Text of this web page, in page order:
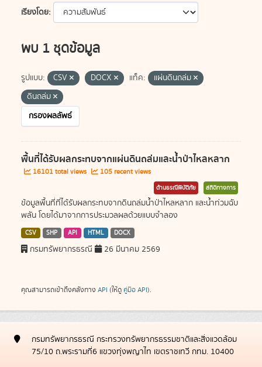
เรียงโดย
พบ 1 ชุดข้อมูล
รูปแบบ: CSV DOCX แท็ค:
แผ่นดินถล่ม
ดินถล่ม
กรองผลลัพธ์
พื้นที่ได้รับผลกระทบจากแผ่นดินถล่มและน้ำป่าไหลหลาก
16101 total views 105 recent views
ด้านธรณีพิบัติภัย สถิติทางการ
ข้อมูลพื้นที่ที่ได้รับผลกระทบจากดินถล่มน้ำป่าไหลหลาก และน้ำท่วมฉับ
พลัน โดยได้มาจากการประมวลผลด้วยแบบจำลอง
CSV SHP API HTML DOCX
กรมทรัพยากรธรณี 26 มีนาคม 2569
คุณสามารถเข้าถึงคลังทาง API (ให้ดู คู่มือ API).
กรมทรัพยากรธรณี กระทรวงทรัพยากรธรรมชาติและสิ่งแวดล้อม
75/10 ถ.พระรามที่6 แขวงทุ่งพญาไท เขตราชเทวี กทม. 10400